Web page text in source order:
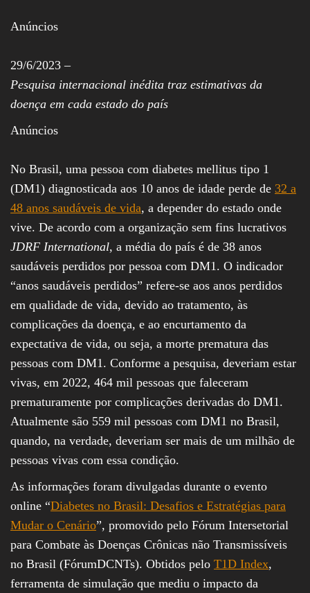
Oeste, Sul, Sudeste,
Vinhos, Bebidas,
Negócios,
Oportunidades,
Anúncios
29/6/2023 –
Pesquisa internacional inédita traz estimativas da
doença em cada estado do país
Anúncios
No Brasil, uma pessoa com diabetes mellitus tipo 1
(DM1) diagnosticada aos 10 anos de idade perde de 32 a
48 anos saudáveis de vida, a depender do estado onde
vive. De acordo com a organização sem fins lucrativos
JDRF International, a média do país é de 38 anos
saudáveis perdidos por pessoa com DM1. O indicador
“anos saudáveis perdidos” refere-se aos anos perdidos
em qualidade de vida, devido ao tratamento, às
complicações da doença, e ao encurtamento da
expectativa de vida, ou seja, a morte prematura das
pessoas com DM1. Conforme a pesquisa, deveriam estar
vivas, em 2022, 464 mil pessoas que faleceram
prematuramente por complicações derivadas do DM1.
Atualmente são 559 mil pessoas com DM1 no Brasil,
quando, na verdade, deveriam ser mais de um milhão de
pessoas vivas com essa condição.
As informações foram divulgadas durante o evento
online “Diabetes no Brasil: Desafios e Estratégias para
Mudar o Cenário”, promovido pelo Fórum Intersetorial
para Combate às Doenças Crônicas não Transmissíveis
no Brasil (FórumDCNTs). Obtidos pelo T1D Index,
ferramenta de simulação que mediu o impacto da